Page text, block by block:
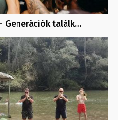
Generációk találk…